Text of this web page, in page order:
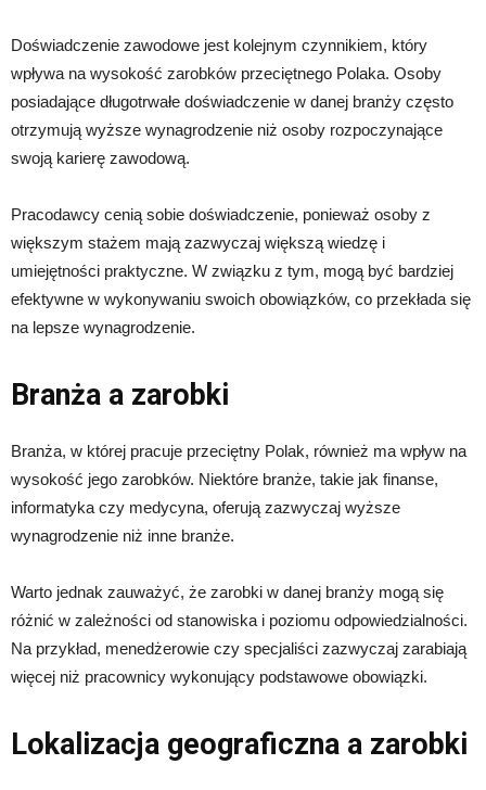
Doświadczenie zawodowe jest kolejnym czynnikiem, który
wpływa na wysokość zarobków przeciętnego Polaka. Osoby
posiadające długotrwałe doświadczenie w danej branży często
otrzymują wyższe wynagrodzenie niż osoby rozpoczynające
swoją karierę zawodową.
Pracodawcy cenią sobie doświadczenie, ponieważ osoby z
większym stażem mają zazwyczaj większą wiedzę i
umiejętności praktyczne. W związku z tym, mogą być bardziej
efektywne w wykonywaniu swoich obowiązków, co przekłada się
na lepsze wynagrodzenie.
Branża a zarobki
Branża, w której pracuje przeciętny Polak, również ma wpływ na
wysokość jego zarobków. Niektóre branże, takie jak finanse,
informatyka czy medycyna, oferują zazwyczaj wyższe
wynagrodzenie niż inne branże.
Warto jednak zauważyć, że zarobki w danej branży mogą się
różnić w zależności od stanowiska i poziomu odpowiedzialności.
Na przykład, menedżerowie czy specjaliści zazwyczaj zarabiają
więcej niż pracownicy wykonujący podstawowe obowiązki.
Lokalizacja geograficzna a zarobki